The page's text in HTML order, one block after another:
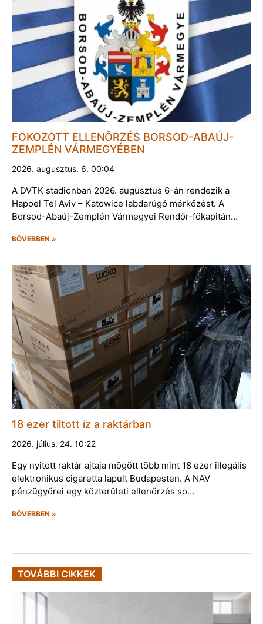
FOKOZOTT ELLENŐRZÉS BORSOD-ABAÚJ-
ZEMPLÉN VÁRMEGYÉBEN
2026. augusztus. 6. 00:04
A DVTK stadionban 2026. augusztus 6-án rendezik a
Hapoel Tel Aviv – Katowice labdarúgó mérkőzést. A
Borsod-Abaúj-Zemplén Vármegyei Rendőr-főkapitán…
BŐVEBBEN »
18 ezer tiltott íz a raktárban
2026. július. 24. 10:22
Egy nyitott raktár ajtaja mögött több mint 18 ezer illegális
elektronikus cigaretta lapult Budapesten. A NAV
pénzügyőrei egy közterületi ellenőrzés so…
BŐVEBBEN »
TOVÁBBI CIKKEK